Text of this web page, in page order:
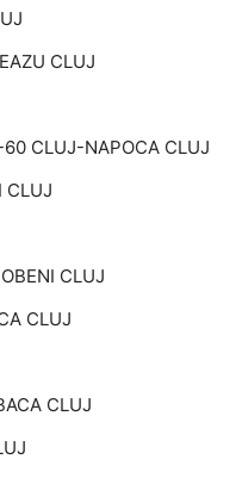
CLUJ
CLUJ-NAPOCA CLUJ
CLUJ
CLUJ
CLUJ
CLUJ